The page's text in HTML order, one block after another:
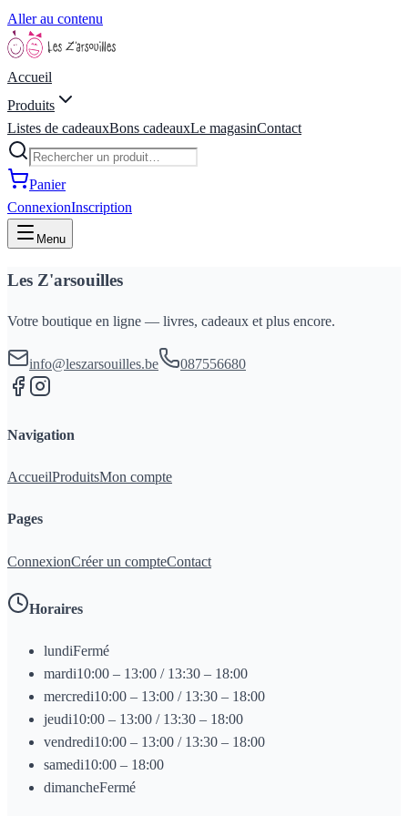
Aller au contenu
Accueil
Produits
Listes de cadeauxBons cadeauxLe magasinContact
Panier
ConnexionInscription
Menu
Les Z'arsouilles
Votre boutique en ligne — livres, cadeaux et plus encore.
info@leszarsouilles.be 087556680
Navigation
AccueilProduitsMon compte
Pages
ConnexionCréer un compteContact
Horaires
lundiFermé
mardi10:00 – 13:00 / 13:30 – 18:00
mercredi10:00 – 13:00 / 13:30 – 18:00
jeudi10:00 – 13:00 / 13:30 – 18:00
vendredi10:00 – 13:00 / 13:30 – 18:00
samedi10:00 – 18:00
dimancheFermé